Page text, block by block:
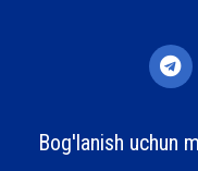
Bog'lanish uchun